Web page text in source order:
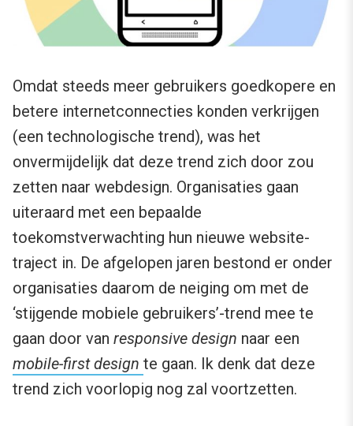
Omdat steeds meer gebruikers goedkopere en
betere internetconnecties konden verkrijgen
(een technologische trend), was het
onvermijdelijk dat deze trend zich door zou
zetten naar webdesign. Organisaties gaan
uiteraard met een bepaalde
toekomstverwachting hun nieuwe website-
traject in. De afgelopen jaren bestond er onder
organisaties daarom de neiging om met de
‘stijgende mobiele gebruikers’-trend mee te
gaan door van responsive design naar een
mobile-first design te gaan. Ik denk dat deze
trend zich voorlopig nog zal voortzetten.